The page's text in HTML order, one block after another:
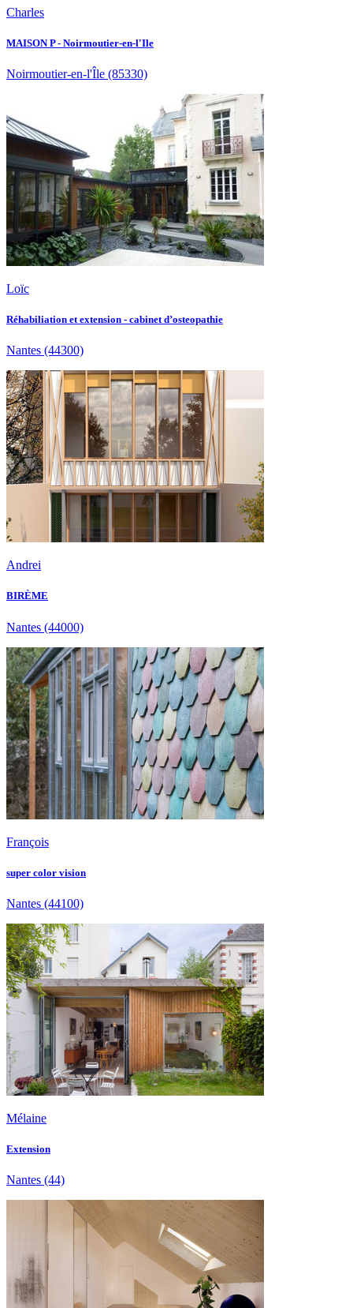
Charles
MAISON P - Noirmoutier-en-l'Ile
Noirmoutier-en-l'Île (85330)
Loïc
Réhabiliation et extension - cabinet d’osteopathie
Nantes (44300)
Andrei
BIRÈME
Nantes (44000)
François
super color vision
Nantes (44100)
Mélaine
Extension
Nantes (44)